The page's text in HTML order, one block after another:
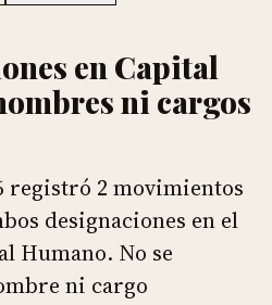
en Capital
ni cargos
registró 2 movimientos
designaciones en el
Humano. No se
ni cargo